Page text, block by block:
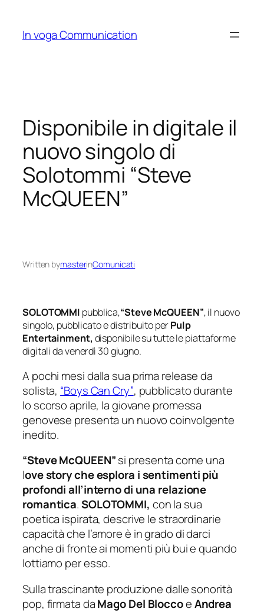
content
In voga Communication
Disponibile in digitale il
nuovo singolo di
Solotommi “Steve
McQUEEN”
Written bymasterinComunicati
SOLOTOMMI pubblica,“Steve McQUEEN”, il nuovo
singolo, pubblicato e distribuito perPulp
Entertainment, disponibile su tutte le piattaforme
digitali da venerdì 30 giugno.
A pochi mesi dalla sua prima release da
solista, “Boys Can Cry”, pubblicato durante
lo scorso aprile, la giovane promessa
genovese presenta un nuovo coinvolgente
inedito.
“Steve McQUEEN”si presenta come una
love storyche esplora i sentimenti più
profondi all’interno di una relazione
romantica.SOLOTOMMI, con la sua
poetica ispirata, descrive le straordinarie
capacità che l’amore è in grado di darci
anche di fronte ai momenti più bui e quando
lottiamo per esso.
Sulla trascinante produzione dalle sonorità
pop, firmata daMago Del BloccoeAndrea